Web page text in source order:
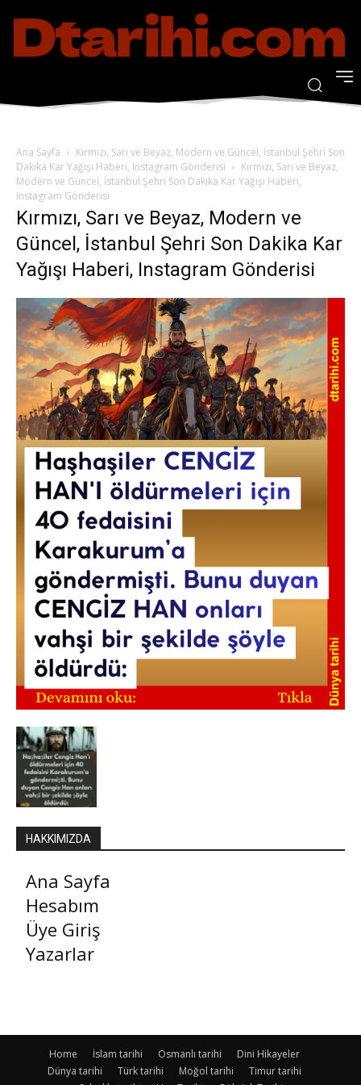
Ana Sayfa
Kırmızı, Sarı ve Beyaz, Modern ve Güncel, İstanbul Şehri Son
Dakika Kar Yağışı Haberi, Instagram Gönderisi
Kırmızı, Sarı ve Beyaz,
Modern ve Güncel, İstanbul Şehri Son Dakika Kar Yağışı Haberi,
Instagram Gönderisi
Kırmızı, Sarı ve Beyaz, Modern ve
Güncel, İstanbul Şehri Son Dakika Kar
Yağışı Haberi, Instagram Gönderisi
HAKKIMIZDA
Ana Sayfa
Hesabım
Üye Giriş
Yazarlar
Home İslam tarihi Osmanlı tarihi
Dini Hikayeler
Dünya tarihi
Türk tarihi Moğol tarihi
Timur tarihi